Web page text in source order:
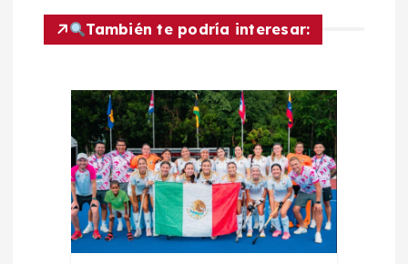
g
a
También te podría interesar: